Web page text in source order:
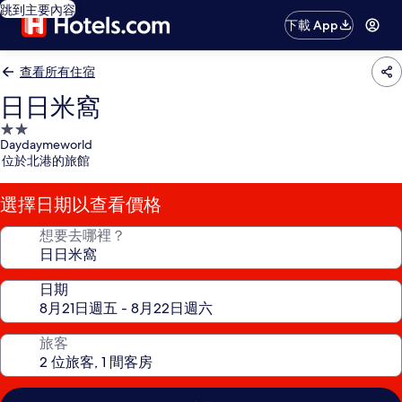
跳到主要內容
下載 App
查看所有住宿
日日米窩
2.0
星
級
住
宿
Daydaymeworld
位於北港的旅館
選擇日期以查看價格
想要去哪裡？
日期
旅客